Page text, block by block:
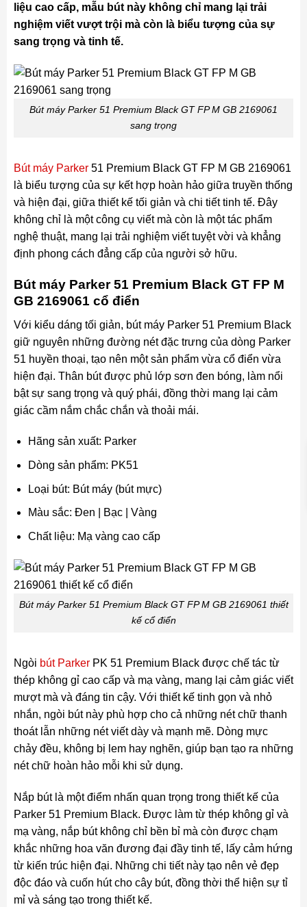
liệu cao cấp, mẫu bút này không chỉ mang lại trải
nghiệm viết vượt trội mà còn là biểu tượng của sự
sang trọng và tinh tế.
Bút máy Parker 51 Premium Black GT FP M GB 2169061
sang trọng
Bút máy Parker51 Premium Black GT FP M GB 2169061
là biểu tượng của sự kết hợp hoàn hảo giữa truyền thống
và hiện đại, giữa thiết kế tối giản và chi tiết tinh tế. Đây
không chỉ là một công cụ viết mà còn là một tác phẩm
nghệ thuật, mang lại trải nghiệm viết tuyệt vời và khẳng
định phong cách đẳng cấp của người sở hữu.
Bút máy Parker 51 Premium Black GT FP M
GB 2169061 cổ điển
Với kiểu dáng tối giản, bút máy Parker 51 Premium Black
giữ nguyên những đường nét đặc trưng của dòng Parker
51 huyền thoại, tạo nên một sản phẩm vừa cổ điển vừa
hiện đại. Thân bút được phủ lớp sơn đen bóng, làm nổi
bật sự sang trọng và quý phái, đồng thời mang lại cảm
giác cầm nắm chắc chắn và thoải mái.
Hãng sản xuất: Parker
Dòng sản phẩm: PK51
Loại bút: Bút máy (bút mực)
Màu sắc: Đen | Bạc | Vàng
Chất liệu: Mạ vàng cao cấp
Bút máy Parker 51 Premium Black GT FP M GB 2169061 thiết
kế cổ điển
Ngòi bút ParkerPK 51 Premium Black được chế tác từ
thép không gỉ cao cấp và mạ vàng, mang lại cảm giác viết
mượt mà và đáng tin cậy. Với thiết kế tinh gọn và nhỏ
nhắn, ngòi bút này phù hợp cho cả những nét chữ thanh
thoát lẫn những nét viết dày và mạnh mẽ. Dòng mực
chảy đều, không bị lem hay nghẽn, giúp bạn tạo ra những
nét chữ hoàn hảo mỗi khi sử dụng.
Nắp bút là một điểm nhấn quan trọng trong thiết kế của
Parker 51 Premium Black. Được làm từ thép không gỉ và
mạ vàng, nắp bút không chỉ bền bỉ mà còn được chạm
khắc những hoa văn đương đại đầy tinh tế, lấy cảm hứng
từ kiến trúc hiện đại. Những chi tiết này tạo nên vẻ đẹp
độc đáo và cuốn hút cho cây bút, đồng thời thể hiện sự tỉ
mỉ và sáng tạo trong thiết kế.